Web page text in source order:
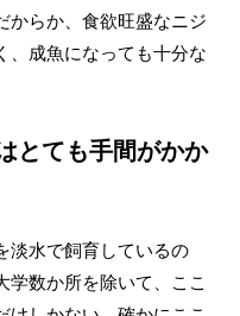
からか、食欲旺盛なニジ
、成魚になっても十分な
とても手間がかか
淡水で飼育しているの
学数か所を除いて、ここ